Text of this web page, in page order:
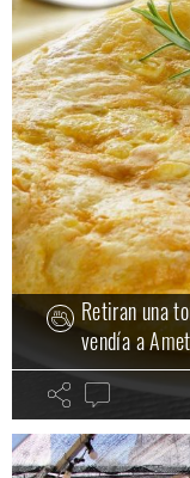
Retiran una
vendía a